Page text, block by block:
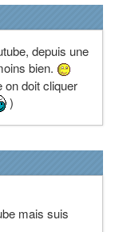
depuis une
bien.
on doit cliquer
)
mais suis